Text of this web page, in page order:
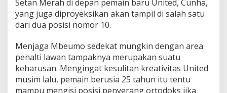
Setan Merah di depan pemain baru United, Cunha,
yang juga diproyeksikan akan tampil di salah satu
dari dua posisi nomor 10.
Menjaga Mbeumo sedekat mungkin dengan area
penalti lawan tampaknya merupakan suatu
keharusan. Mengingat kesulitan kreativitas United
musim lalu, pemain berusia 25 tahun itu tentu
mampu mengisi posisi penyerang ortodoks jika